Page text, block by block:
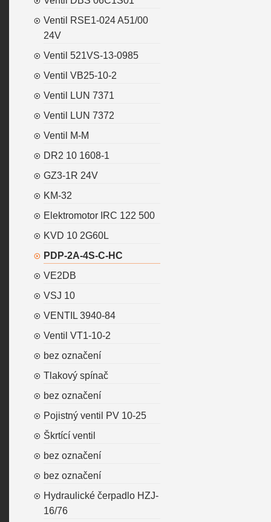
Ventil RSE1-024 A51/00
24V
Ventil 521VS-13-0985
Ventil VB25-10-2
Ventil LUN 7371
Ventil LUN 7372
Ventil M-M
DR2 10 1608-1
GZ3-1R 24V
KM-32
Elektromotor IRC 122 500
KVD 10 2G60L
PDP-2A-4S-C-HC
VE2DB
VSJ 10
VENTIL 3940-84
Ventil VT1-10-2
bez označení
Tlakový spínač
bez označení
Pojistný ventil PV 10-25
Škrtící ventil
bez označení
bez označení
Hydraulické čerpadlo HZJ-
16/76